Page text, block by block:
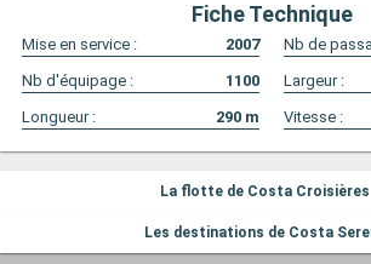
Fiche Technique
Mise en service : 2007 Nb de
Nb d'équipage :
1100 Largeur :
Longueur :
290 m Vitesse :
La flotte de Costa Croisières
Les destinations de Costa